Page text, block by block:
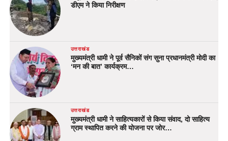
डीएम ने किया निरीक्षण
उत्तराखंड
मुख्यमंत्री धामी ने पूर्व सैनिकों संग सुना प्रधानमंत्री मोदी का
‘मन की बात’ कार्यक्रम…
उत्तराखंड
मुख्यमंत्री धामी ने साहित्यकारों से किया संवाद, दो साहित्य
ग्राम स्थापित करने की योजना पर जोर…